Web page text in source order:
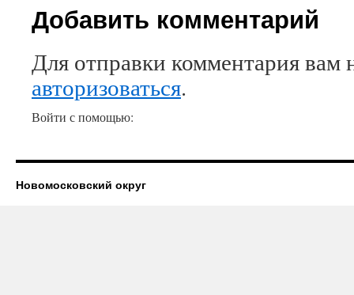
Добавить комментарий
Для отправки комментария вам
авторизоваться.
Войти с помощью:
Новомосковский округ